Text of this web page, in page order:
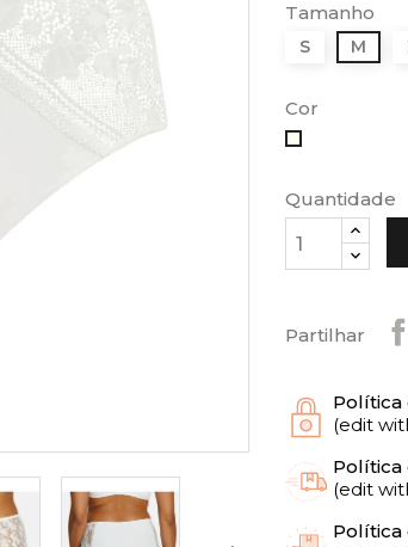
Tamanho
S M
Cor
Marfim
Quantidade
Partilhar
Política
(edit
Política
(edit
Política